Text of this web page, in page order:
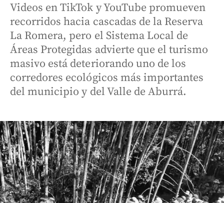
Videos en TikTok y YouTube promueven
recorridos hacia cascadas de la Reserva
La Romera, pero el Sistema Local de
Áreas Protegidas advierte que el turismo
masivo está deteriorando uno de los
corredores ecológicos más importantes
del municipio y del Valle de Aburrá.